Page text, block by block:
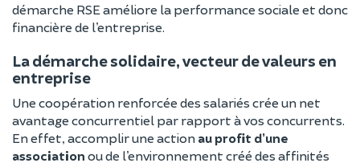
démarche RSE améliore la performance sociale et donc
financière de l’entreprise.
La démarche solidaire, vecteur de valeurs en
entreprise
Une coopération renforcée des salariés crée un net
avantage concurrentiel par rapport à vos concurrents.
En effet, accomplir une action au profit d’une
association ou de l’environnement créé des affinités